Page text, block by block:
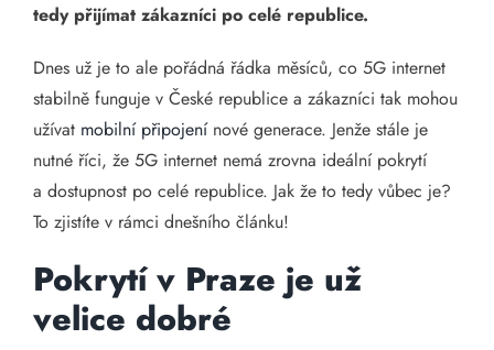
tedy přijímat zákazníci po celé republice.
Dnes už je to ale pořádná řádka měsíců, co 5G internet
stabilně funguje v České republice a zákazníci tak mohou
užívat mobilní připojenínové generace. Jenže stále je
nutné říci, že 5G internet nemá zrovna ideální pokrytí
a dostupnost po celé republice. Jak že to tedy vůbec je?
To zjistíte v rámci dnešního článku!
Pokrytí v Praze je už
velice dobré